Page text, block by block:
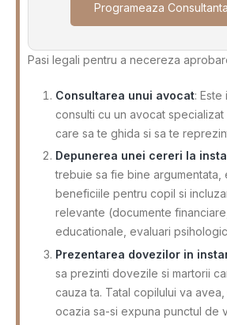
Programeaza
Pasi legali pentru a necereza
Consultarea unui avocat: Este
consulti cu un avocat specializat
care sa te ghida si sa te
Depunerea unei cereri la
trebuie sa fie bine argumentata,
beneficiile pentru copil si
relevante (documente
educationale, evaluari
Prezentarea dovezilor in
sa prezinti dovezile si martorii
cauza ta. Tatal copilului va avea,
ocazia sa-si expuna punctul de